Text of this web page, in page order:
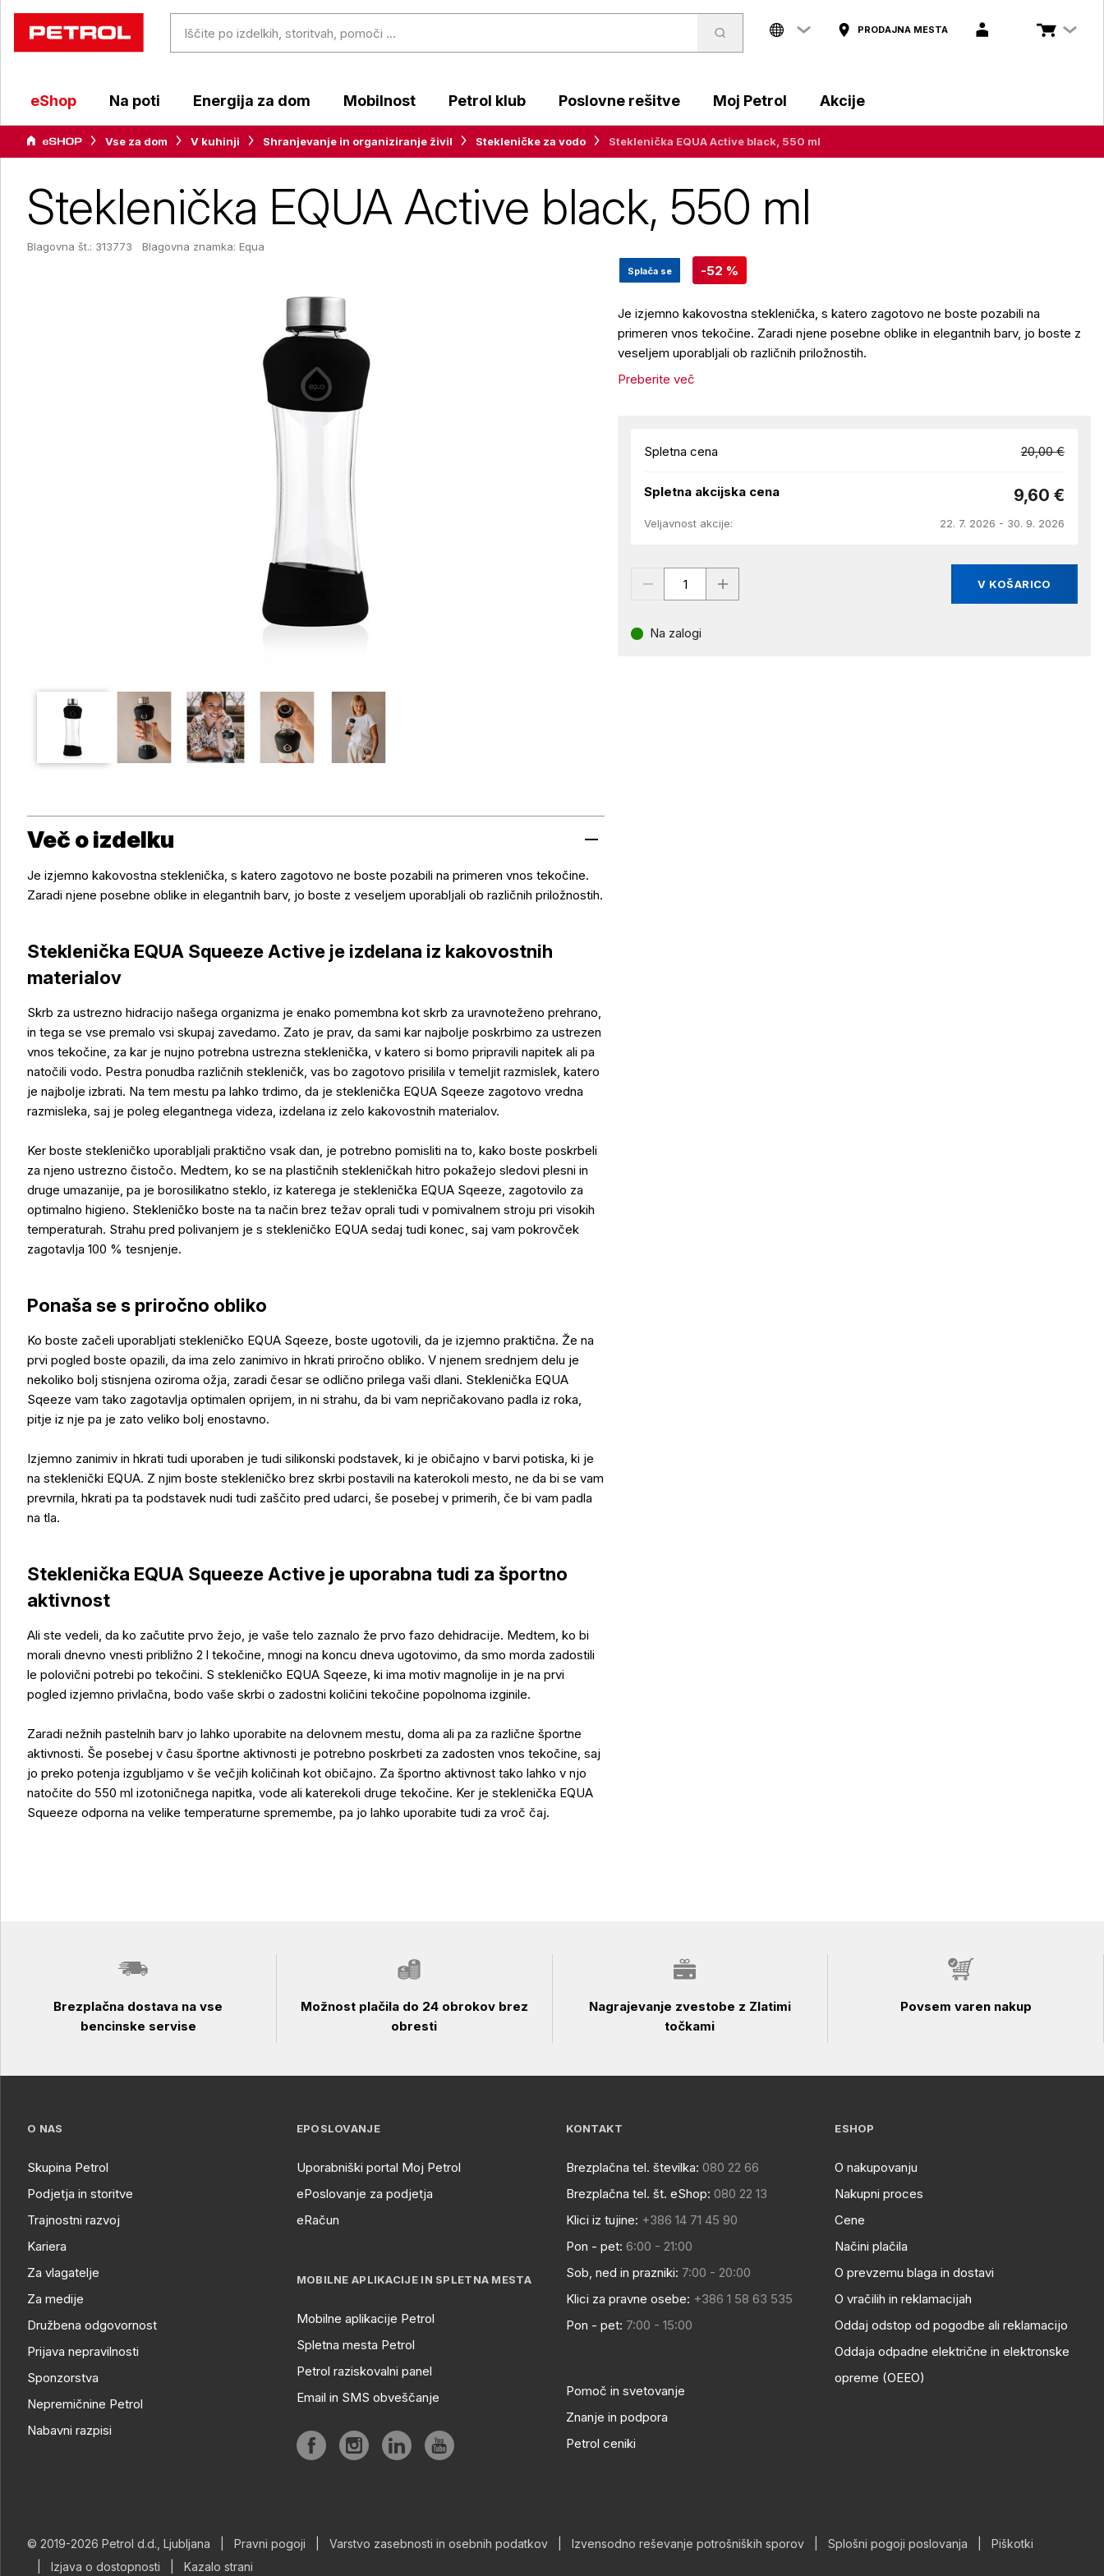
PRODAJNA MESTA
eShop Na poti Energija za dom Mobilnost Petrol klub Poslovne rešitve Moj Petrol Akcije
Vse za dom V kuhinji Shranjevanje in organiziranje živil Stekleničke za vodo Steklenička EQUA Active black, 550 ml
Steklenička EQUA Active black, 550 ml
Blagovna št.: 313773 Blagovna znamka: Equa
Splača se -52 %
Je izjemno kakovostna steklenička, s katero zagotovo ne boste pozabili na
primeren vnos tekočine. Zaradi njene posebne oblike in elegantnih barv, jo boste z
veseljem uporabljali ob različnih priložnostih.
Preberite več
Spletna cena 20,00 €
Spletna akcijska cena 9,60 €
Veljavnost akcije: 22. 7. 2026 - 30. 9. 2026
V KOŠARICO
Na zalogi
Več o izdelku
Več o izdelku
Je izjemno kakovostna steklenička, s katero zagotovo ne boste pozabili na primeren vnos tekočine.
Zaradi njene posebne oblike in elegantnih barv, jo boste z veseljem uporabljali ob različnih priložnostih.
Steklenička EQUA Squeeze Active je izdelana iz kakovostnih
materialov
Skrb za ustrezno hidracijo našega organizma je enako pomembna kot skrb za uravnoteženo prehrano,
in tega se vse premalo vsi skupaj zavedamo. Zato je prav, da sami kar najbolje poskrbimo za ustrezen
vnos tekočine, za kar je nujno potrebna ustrezna steklenička, v katero si bomo pripravili napitek ali pa
natočili vodo. Pestra ponudba različnih stekleničk, vas bo zagotovo prisilila v temeljit razmislek, katero
je najbolje izbrati. Na tem mestu pa lahko trdimo, da je steklenička EQUA Sqeeze zagotovo vredna
razmisleka, saj je poleg elegantnega videza, izdelana iz zelo kakovostnih materialov.
Ker boste stekleničko uporabljali praktično vsak dan, je potrebno pomisliti na to, kako boste poskrbeli
za njeno ustrezno čistočo. Medtem, ko se na plastičnih stekleničkah hitro pokažejo sledovi plesni in
druge umazanije, pa je borosilikatno steklo, iz katerega je steklenička EQUA Sqeeze, zagotovilo za
optimalno higieno. Stekleničko boste na ta način brez težav oprali tudi v pomivalnem stroju pri visokih
temperaturah. Strahu pred polivanjem je s stekleničko EQUA sedaj tudi konec, saj vam pokrovček
zagotavlja 100 % tesnjenje.
Ponaša se s priročno obliko
Ko boste začeli uporabljati stekleničko EQUA Sqeeze, boste ugotovili, da je izjemno praktična. Že na
prvi pogled boste opazili, da ima zelo zanimivo in hkrati priročno obliko. V njenem srednjem delu je
nekoliko bolj stisnjena oziroma ožja, zaradi česar se odlično prilega vaši dlani. Steklenička EQUA
Sqeeze vam tako zagotavlja optimalen oprijem, in ni strahu, da bi vam nepričakovano padla iz roka,
pitje iz nje pa je zato veliko bolj enostavno.
Izjemno zanimiv in hkrati tudi uporaben je tudi silikonski podstavek, ki je običajno v barvi potiska, ki je
na steklenički EQUA. Z njim boste stekleničko brez skrbi postavili na katerokoli mesto, ne da bi se vam
prevrnila, hkrati pa ta podstavek nudi tudi zaščito pred udarci, še posebej v primerih, če bi vam padla
na tla.
Steklenička EQUA Squeeze Active je uporabna tudi za športno
aktivnost
Ali ste vedeli, da ko začutite prvo žejo, je vaše telo zaznalo že prvo fazo dehidracije. Medtem, ko bi
morali dnevno vnesti približno 2 l tekočine, mnogi na koncu dneva ugotovimo, da smo morda zadostili
le polovični potrebi po tekočini. S stekleničko EQUA Sqeeze, ki ima motiv magnolije in je na prvi
pogled izjemno privlačna, bodo vaše skrbi o zadostni količini tekočine popolnoma izginile.
Zaradi nežnih pastelnih barv jo lahko uporabite na delovnem mestu, doma ali pa za različne športne
aktivnosti. Še posebej v času športne aktivnosti je potrebno poskrbeti za zadosten vnos tekočine, saj
jo preko potenja izgubljamo v še večjih količinah kot običajno. Za športno aktivnost tako lahko v njo
natočite do 550 ml izotoničnega napitka, vode ali katerekoli druge tekočine. Ker je steklenička EQUA
Squeeze odporna na velike temperaturne spremembe, pa jo lahko uporabite tudi za vroč čaj.
Brezplačna dostava na vse
bencinske servise
Možnost plačila do 24 obrokov brez
obresti
Nagrajevanje zvestobe z Zlatimi
točkami
Povsem varen nakup
O NAS
Skupina Petrol
Podjetja in storitve
Trajnostni razvoj
Kariera
Za vlagatelje
Za medije
Družbena odgovornost
Prijava nepravilnosti
Sponzorstva
Nepremičnine Petrol
Nabavni razpisi
EPOSLOVANJE
Uporabniški portal Moj Petrol
ePoslovanje za podjetja
eRačun
MOBILNE APLIKACIJE IN SPLETNA MESTA
Mobilne aplikacije Petrol
Spletna mesta Petrol
Petrol raziskovalni panel
Email in SMS obveščanje
KONTAKT
Brezplačna tel. številka: 080 22 66
Brezplačna tel. št. eShop: 080 22 13
Klici iz tujine: +386 14 71 45 90
Pon - pet: 6:00 - 21:00
Sob, ned in prazniki: 7:00 - 20:00
Klici za pravne osebe: +386 1 58 63 535
Pon - pet: 7:00 - 15:00
Pomoč in svetovanje
Znanje in podpora
Petrol ceniki
ESHOP
O nakupovanju
Nakupni proces
Cene
Načini plačila
O prevzemu blaga in dostavi
O vračilih in reklamacijah
Oddaj odstop od pogodbe ali reklamacijo
Oddaja odpadne električne in elektronske
opreme (OEEO)
© 2019-2026 Petrol d.d., Ljubljana Pravni pogoji Varstvo zasebnosti in osebnih podatkov Izvensodno reševanje potrošniških sporov Splošni pogoji poslovanja
Piškotki
Izjava o dostopnosti Kazalo strani